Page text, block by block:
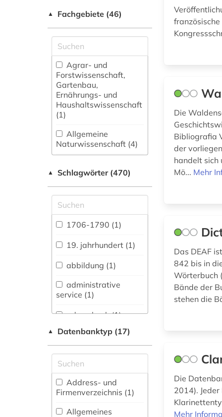
▲ Fachgebiete (46)
Agrar- und
Forstwissenschaft,
Gartenbau,
Ernährungs- und
Haushaltswissenschaft
(1)
Allgemeine
Naturwissenschaft (4)
fachübergreifende
Allgemeine und
vergleichende Sprach-
und
Literaturwissenschaft.
Indogermanistik.
Außereuropäische
Sprachen und
Literaturen (21)
Anglistik.
Amerikanistik (18)
Vermessungswesen (8)
Biologie,
Biotechnologie (4)
Buch- und
▲ Schlagwörter (470)
1706-1790 (1)
19. jahrhundert (1)
abbildung (1)
administrative
service (1)
adressbuch (1)
afrika (1)
akademieschrift (1)
allgemeine
sammelwerke (1)
▲ Datenbanktyp (17)
Address- und
Firmenverzeichnis (1)
Allgemeines
Die
Bibliografia
der
handelt sich
Mö... Mehr
Das DEAF
842 bis in
Wörterbuch
Bände der
stehen die
Die
2014).
Mehr